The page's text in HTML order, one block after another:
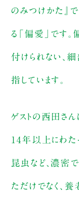
のみつけかた』
る「偏愛」です。
付けられない、
指しています。
ゲストの西田さ
14年以上にわた
昆虫など、濃密
ただけでなく、